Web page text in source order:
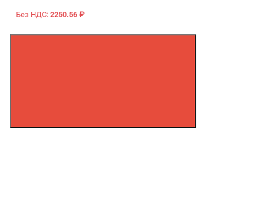
Без НДС: 2250.56 ₽